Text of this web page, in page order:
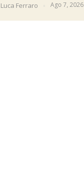
Luca Ferraro Ago 7, 2026